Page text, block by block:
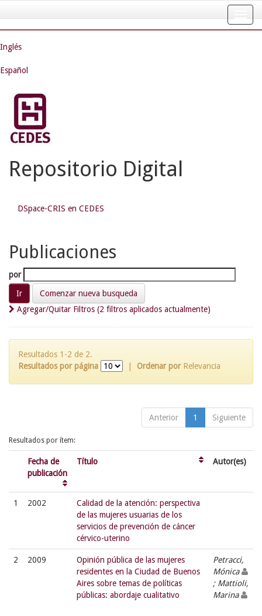
navigation
Inglés
Español
Repositorio Digital
DSpace-CRIS en CEDES
Publicaciones
por
Comenzar nueva busqueda
Agregar/Quitar Filtros (2 filtros aplicados actualmente)
Resultados 1-2 de 2.
Resultados por página
Ordenar por Relevancia
Anterior 1 Siguiente
Resultados por ítem:
Fecha de
publicación
Título Autor(es)
1 2002
Calidad de la atención: perspectiva
de las mujeres usuarias de los
servicios de prevención de cáncer
cérvico-uterino
2 2009
Opinión pública de las mujeres
residentes en la Ciudad de Buenos
Aires sobre temas de políticas
públicas: abordaje cualitativo
Petracci,
Mónica
; Mattioli,
Marina